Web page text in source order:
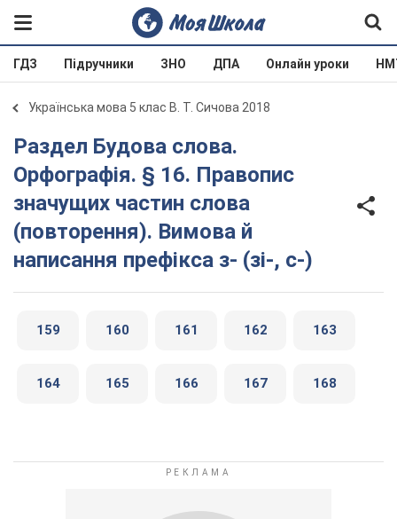
ГДЗ Підручники ЗНО ДПА Онлайн уроки
Українська мова 5 клас В. Т. Сичова 2018
Раздел Будова слова.
Орфографія. § 16. Правопис
значущих частин слова
(повторення). Вимова й
написання префікса з- (зі-, с-)
159 160 161 162 163
164 165 166 167 168